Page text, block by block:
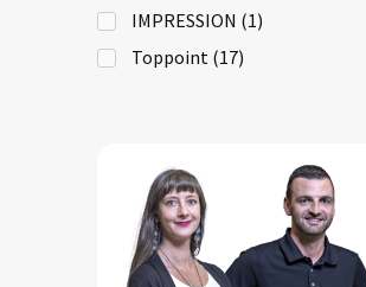
IMPRESSION (1)
Toppoint (17)